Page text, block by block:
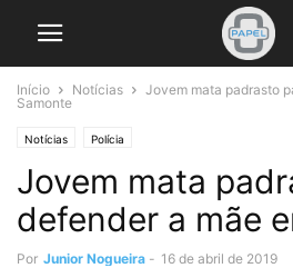
Início Notícias
Jovem mata padrasto
Samonte
Notícias Polícia
Jovem mata
defender a mãe
Por Junior Nogueira - 16 de abril de 2019